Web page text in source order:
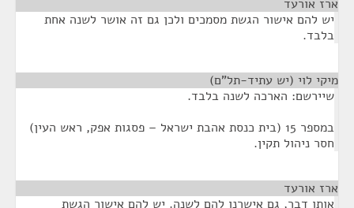
ארז אורעד
יש להם אישור הגשת מסמכים ולכן גם זה אושר לשנה אחת
בלבד.
מיקי לוי (יש עתיד-תל"ם)
שיירשם: הארכה לשנה בלבד.
במספר 15 (בית כנסת אהבת ישראל – פסגות אפק, ראש העין)
חסר ניהול תקין.
ארז אורעד
אותו דבר, גם אישרנו להם לשנה. יש להם אישור הגשת